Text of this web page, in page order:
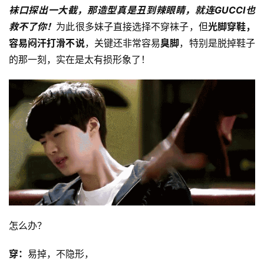
袜口探出一大截，那造型真是丑到辣眼睛， 就连GUCCI也
救不了你！ 为此很多妹子直接选择不穿袜子，但光脚穿鞋，
容易闷汗打滑不说，关键还非常容易臭脚，特别是脱掉鞋子
的那一刻，实在是太有损形象了！
怎么办？
穿： 易掉，不隐形，